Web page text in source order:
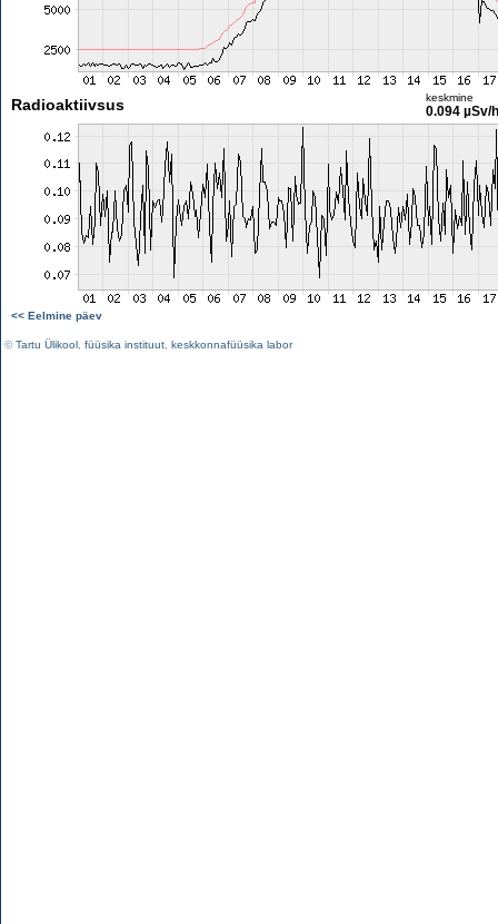
Radioaktiivsus keskmine
0.094 µSv/h
<< Eelmine päev
©Tartu Ülikool füüsika instituut keskkonnafüüsika labor